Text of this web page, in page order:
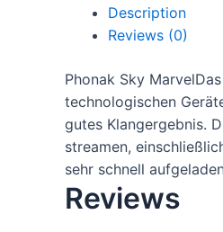
Description
Reviews (0)
Phonak Sky
technologischen
gutes Klangergebnis.
streamen,
sehr schnell
Reviews